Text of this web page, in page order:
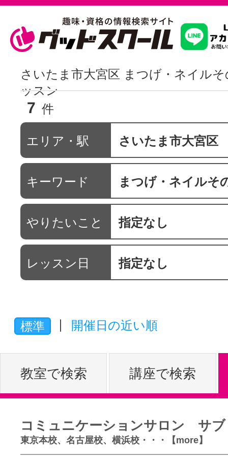
習いたいこ
駅・路線か
通信講座を
体験レッス
掲載のお問
さいたま市大宮区 まつげ・ネイル
ッスン
7 件
エリア・駅 さいたま市大宮区
キーワード まつげ・ネイルそ
やりたいこと 指定なし
レッスン日 指定なし
標準 開催日の近い順
教室で検索 講座で検索
コミュニケーションサロン サブ
東京本校、名古屋校、横浜校・・・【more】